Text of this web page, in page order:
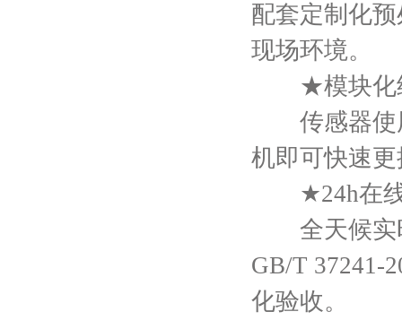
配套定制化
现场环境。
★模块化结
传感器使用
机即可快速
★24h在线
全天候实时
GB/T 37241-
化验收。